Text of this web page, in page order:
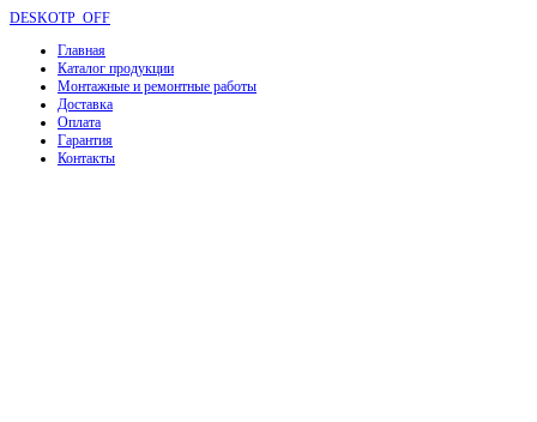
DESKOTP_OFF
Главная
Каталог продукции
Монтажные и ремонтные работы
Доставка
Оплата
Гарантия
Контакты